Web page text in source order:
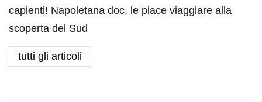
capienti! Napoletana doc, le piace viaggiare alla
scoperta del Sud
tutti gli articoli